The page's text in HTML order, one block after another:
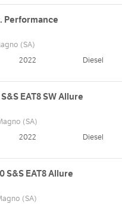
Performance
(SA)
2022 Diesel
EAT8 SW Allure
(SA)
2022 Diesel
S&S EAT8 Allure
(SA)